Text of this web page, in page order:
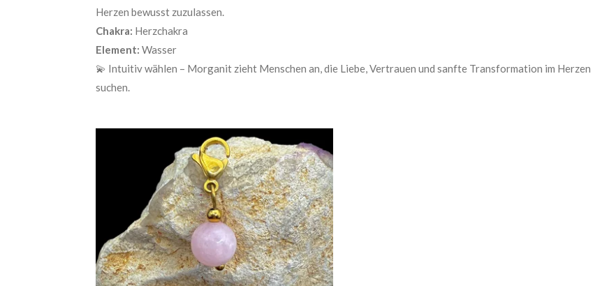
Herzen bewusst zuzulassen.
Chakra: Herzchakra
Element: Wasser
💫 Intuitiv wählen – Morganit zieht Menschen an, die Liebe, Vertrauen und sanfte Transformation im Herzen
suchen.